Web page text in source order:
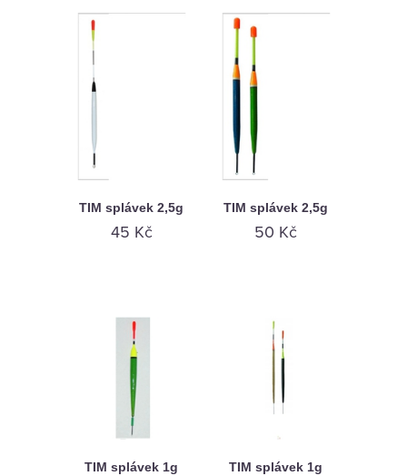
TIM splávek 2,5g
45 Kč
TIM splávek 2,5g
50 Kč
TIM splávek 1g TIM splávek 1g